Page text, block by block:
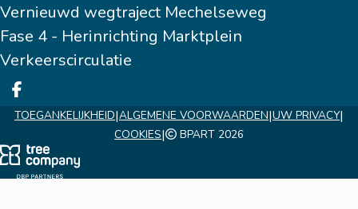
Vernieuwd wegtraject Mechelseweg
Fase 4 - Herinrichting Marktplein
Verkeerscirculatie
Deel op facebook
TOEGANKELIJKHEID|ALGEMENE VOORWAARDEN|UW PRIVACY|
COOKIES| BPART 2026